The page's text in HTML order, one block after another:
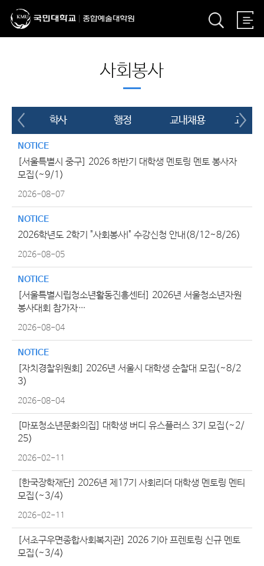
사회봉사
학사 행정 교내채용 교외채
NOTICE
[서울특별시 중구] 2026 하반기 대학생 멘토링 멘토 봉사자
모집(~9/1)
2026-08-07
NOTICE
2026학년도 2학기 "사회봉사I" 수강신청 안내(8/12~8/26)
2026-08-05
NOTICE
[서울특별시립청소년활동진흥센터] 2026년 서울청소년자원
봉사대회 참가자…
2026-08-04
NOTICE
[자치경찰위원회] 2026년 서울시 대학생 순찰대 모집(~8/2
3)
2026-08-04
[마포청소년문화의집] 대학생 버디 유스플러스 3기 모집(~2/
25)
2026-02-11
[한국장학재단] 2026년 제17기 사회리더 대학생 멘토링 멘티
모집(~3/4)
2026-02-11
[서초구우면종합사회복지관] 2026 기아 프렌토링 신규 멘토
모집(~3/4)